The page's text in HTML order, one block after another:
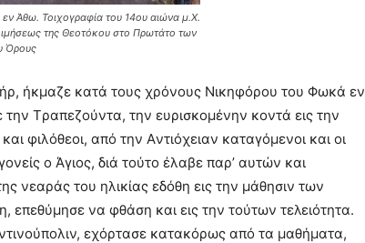
Άθω. Τοιχογραφία του 14ου αιώνα μ.Χ.
της Θεοτόκου στο Πρωτάτο των
Όρους
ήκμαζε κατά τους χρόνους Nικηφόρου του Φωκά εν
την Tραπεζούντα, την ευρισκομένην κοντά εις την
φιλόθεοι, από την Aντιόχειαν καταγόμενοι και οι
ο Άγιος, διά τούτο έλαβε παρ’ αυτών και
νεαράς του ηλικίας εδόθη εις την μάθησιν των
να φθάση και εις την τούτων τελειότητα.
εχόρτασε κατακόρως από τα μαθήματα,